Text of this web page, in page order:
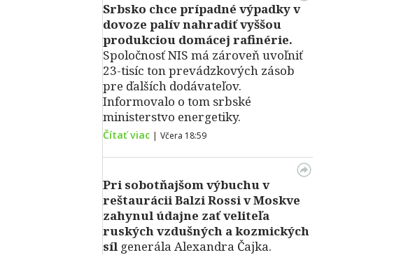
Srbsko chce prípadné výpadky v
dovoze palív nahradiť vyššou
produkciou domácej rafinérie.
Spoločnosť NIS má zároveň uvoľniť
23-tisíc ton prevádzkových zásob
pre ďalších dodávateľov.
Informovalo o tom srbské
ministerstvo energetiky.
Čítať viac | Včera 18:59
Pri sobotňajšom výbuchu v
reštaurácii Balzi Rossi v Moskve
zahynul údajne zať veliteľa
ruských vzdušných a kozmických
síl generála Alexandra Čajka.